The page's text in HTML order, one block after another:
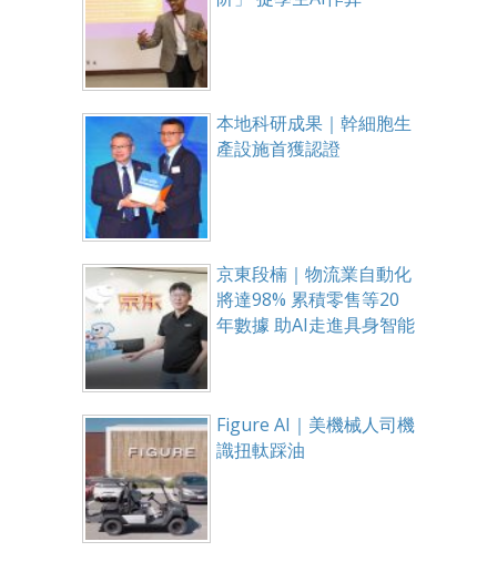
本地科研成果｜幹細胞生
產設施首獲認證
京東段楠｜物流業自動化
將達98% 累積零售等20
年數據 助AI走進具身智能
Figure AI｜美機械人司機
識扭軚踩油